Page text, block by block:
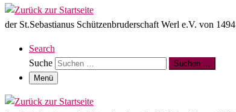
der St.Sebastianus Schützenbruderschaft Werl e.V. von 1494
Search
Suche
Suchen …
Menü